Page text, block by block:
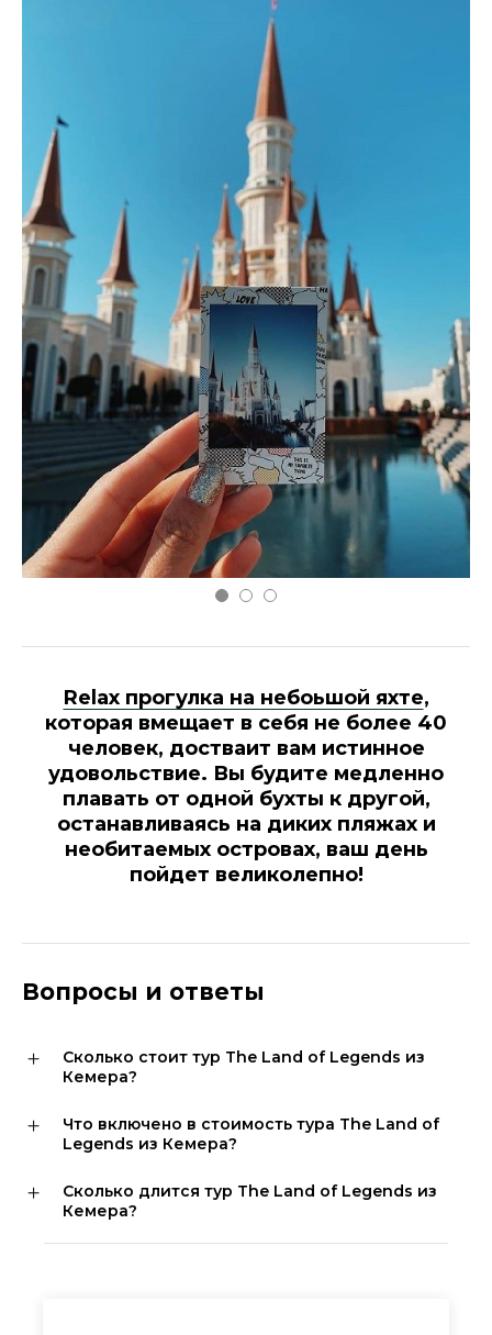
Relax прогулка на небоьшой яхте,
которая вмещает в себя не более 40
человек, достваит вам истинное
удовольствие. Вы будите медленно
плавать от одной бухты к другой,
останавливаясь на диких пляжах и
необитаемых островах, ваш день
пойдет великолепно!
Вопросы и ответы
Сколько стоит тур The Land of Legends из
Кемера?
Что включено в стоимость тура The Land of
Legends из Кемера?
Сколько длится тур The Land of Legends из
Кемера?